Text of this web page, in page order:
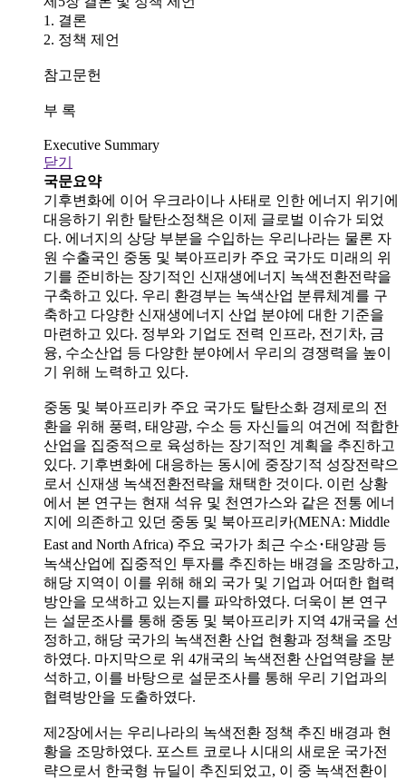
1. 결론
2. 정책 제언
참고문헌
부 록
Executive Summary
닫기
국문요약
기후변화에 이어 우크라이나 사태로 인한 에너지 위기에
대응하기 위한 탈탄소정책은 이제 글로벌 이슈가 되었
다. 에너지의 상당 부분을 수입하는 우리나라는 물론 자
원 수출국인 중동 및 북아프리카 주요 국가도 미래의 위
기를 준비하는 장기적인 신재생에너지 녹색전환전략을
구축하고 있다. 우리 환경부는 녹색산업 분류체계를 구
축하고 다양한 신재생에너지 산업 분야에 대한 기준을
마련하고 있다. 정부와 기업도 전력 인프라, 전기차, 금
융, 수소산업 등 다양한 분야에서 우리의 경쟁력을 높이
기 위해 노력하고 있다.
중동 및 북아프리카 주요 국가도 탈탄소화 경제로의 전
환을 위해 풍력, 태양광, 수소 등 자신들의 여건에 적합한
산업을 집중적으로 육성하는 장기적인 계획을 추진하고
있다. 기후변화에 대응하는 동시에 중장기적 성장전략으
로서 신재생 녹색전환전략을 채택한 것이다. 이런 상황
에서 본 연구는 현재 석유 및 천연가스와 같은 전통 에너
지에 의존하고 있던 중동 및 북아프리카(MENA: Middle
East and North Africa) 주요 국가가 최근 수소･태양광 등
녹색산업에 집중적인 투자를 추진하는 배경을 조망하고,
해당 지역이 이를 위해 해외 국가 및 기업과 어떠한 협력
방안을 모색하고 있는지를 파악하였다. 더욱이 본 연구
는 설문조사를 통해 중동 및 북아프리카 지역 4개국을 선
정하고, 해당 국가의 녹색전환 산업 현황과 정책을 조망
하였다. 마지막으로 위 4개국의 녹색전환 산업역량을 분
석하고, 이를 바탕으로 설문조사를 통해 우리 기업과의
협력방안을 도출하였다.
제2장에서는 우리나라의 녹색전환 정책 추진 배경과 현
황을 조망하였다. 포스트 코로나 시대의 새로운 국가전
략으로서 한국형 뉴딜이 추진되었고, 이 중 녹색전환이